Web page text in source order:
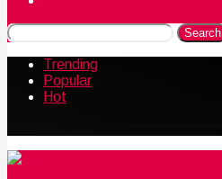
Search
Trending
Popular
Hot